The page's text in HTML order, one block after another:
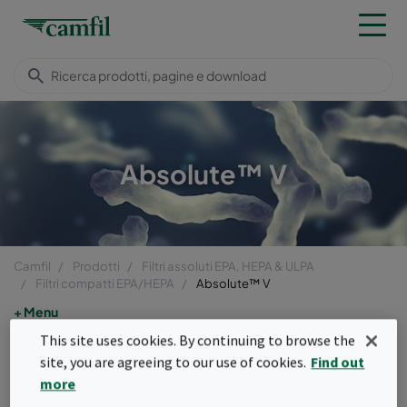
Absolute™ V
Camfil Prodotti
Filtri assoluti EPA, HEPA & ULPA
Filtri compatti EPA/HEPA
Absolute™ V
Menu
Absolute™ V
I filtri a diedro Absolute™ V offrono livelli
This site uses cookies. By continuing to browse the
site, you are agreeing to our use of cookies. Find out
more